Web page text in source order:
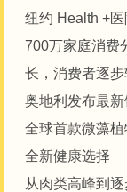
纽约 Health +
700万家庭消费
长，消费者逐
奥地利发布最
全球首款微藻
全新健康选择
从肉类高峰到